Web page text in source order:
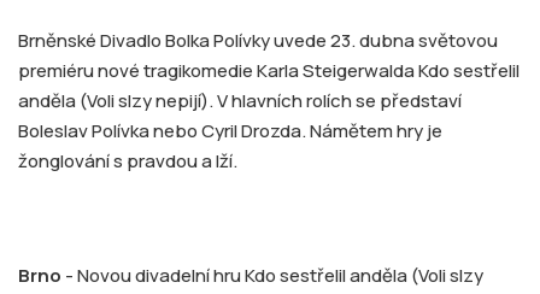
Brněnské Divadlo Bolka Polívky uvede 23. dubna světovou
premiéru nové tragikomedie Karla Steigerwalda Kdo sestřelil
anděla (Voli slzy nepijí). V hlavních rolích se představí
Boleslav Polívka nebo Cyril Drozda. Námětem hry je
žonglování s pravdou a lží.
Brno - Novou divadelní hru Kdo sestřelil anděla (Voli slzy